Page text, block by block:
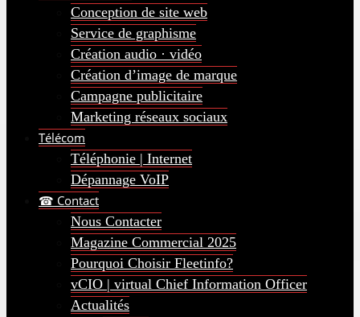
Conception de site web
Service de graphisme
Création audio · vidéo
Création d’image de marque
Campagne publicitaire
Marketing réseaux sociaux
Télécom
Téléphonie | Internet
Dépannage VoIP
☎ Contact
Nous Contacter
Magazine Commercial 2025
Pourquoi Choisir Fleetinfo?
vCIO | virtual Chief Information Officer
Actualités